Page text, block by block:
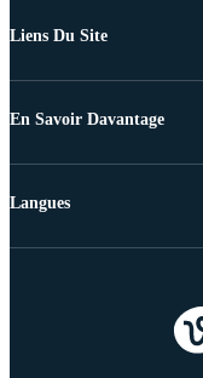
Liens Du Site
En Savoir Davantage
Langues